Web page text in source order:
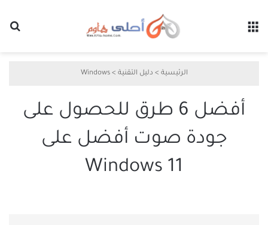
الرئيسية > دليل التقنية >
Windows
أفضل 6 طرق للحصول على
جودة صوت أفضل على
Windows 11